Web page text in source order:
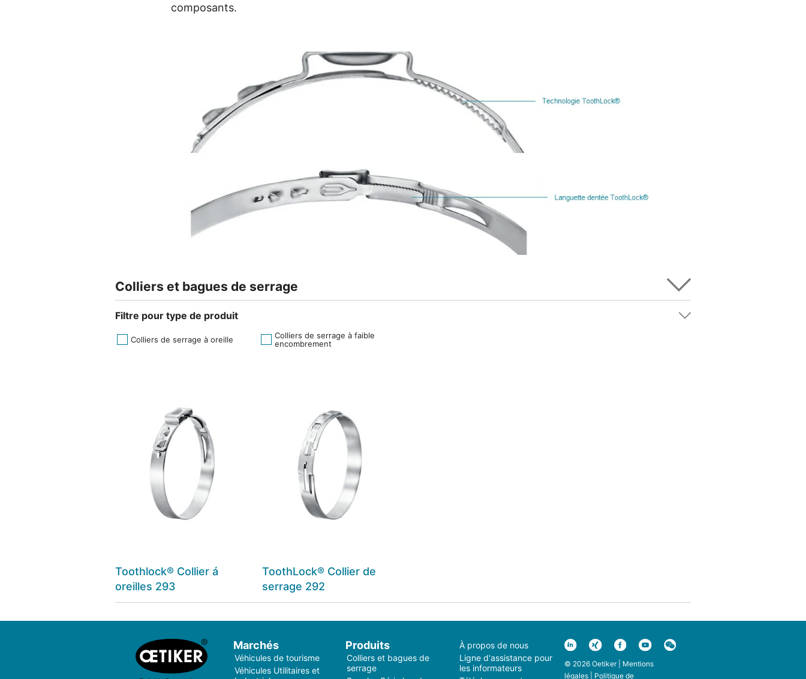
composants.
Colliers et bagues de serrage
Filtre pour type de produit
Colliers de serrage à oreille
Colliers de serrage à faible
encombrement
Toothlock® Collier á
oreilles 293
ToothLock® Collier de
serrage 292
Marchés
Véhicules de tourisme
Véhicules Utilitaires et
Produits
Colliers et bagues de
serrage
À propos de nous
Ligne d'assistance pour
les informateurs
© 2026 Oetiker | Mentions
légales| Politique de